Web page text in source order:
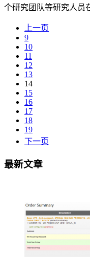
个研究团队等研究人员
上一页
9
10
11
12
13
14
15
16
17
18
19
下一页
最新文章